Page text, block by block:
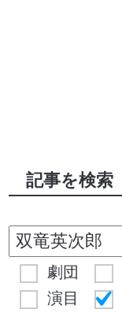
記事を検索
劇団
演目